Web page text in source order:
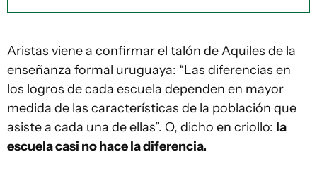
Aristas viene a confirmar el talón de Aquiles de la
enseñanza formal uruguaya: “Las diferencias en
los logros de cada escuela dependen en mayor
medida de las características de la población que
asiste a cada una de ellas”. O, dicho en criollo: la
escuela casi no hace la diferencia.